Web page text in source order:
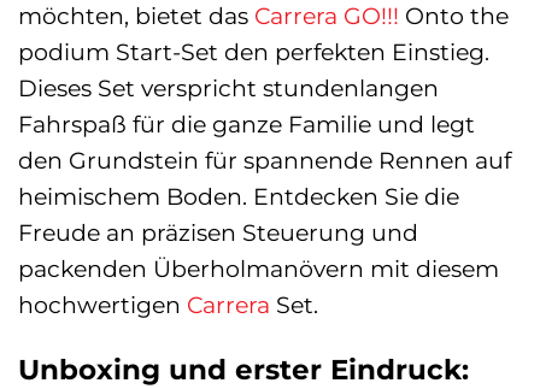
möchten, bietet das Carrera GO!!! Onto the
podium Start-Set den perfekten Einstieg.
Dieses Set verspricht stundenlangen
Fahrspaß für die ganze Familie und legt
den Grundstein für spannende Rennen auf
heimischem Boden. Entdecken Sie die
Freude an präzisen Steuerung und
packenden Überholmanövern mit diesem
hochwertigen Carrera Set.
Unboxing und erster Eindruck: